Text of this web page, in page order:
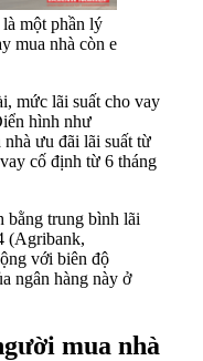
một phần lý
mua nhà còn e
mức lãi suất cho vay
hình như
ưu đãi lãi suất từ
cố định từ 6 tháng
bằng trung bình lãi
(Agribank,
với biên độ
ngân hàng này ở
mua nhà